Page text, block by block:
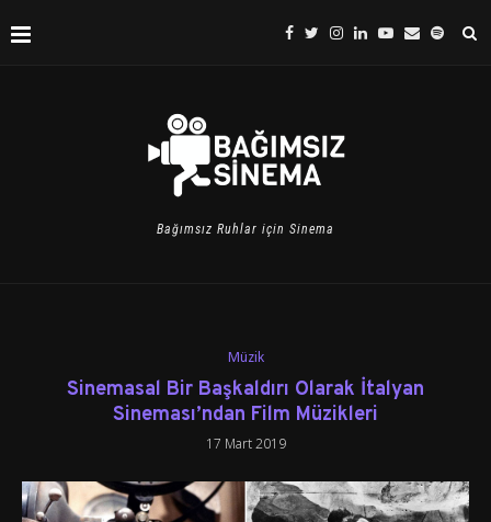
Bağımsız Ruhlar için Sinema
Müzik
Sinemasal Bir Başkaldırı Olarak İtalyan
Sineması’ndan Film Müzikleri
17 Mart 2019